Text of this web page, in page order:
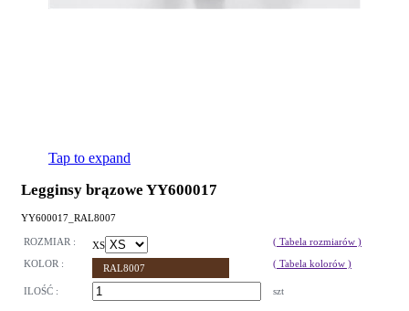
Tap to expand
Legginsy brązowe YY600017
YY600017_RAL8007
ROZMIAR : XS
( Tabela rozmiarów )
KOLOR :
RAL8007 ( Tabela kolorów )
ILOŚĆ : szt